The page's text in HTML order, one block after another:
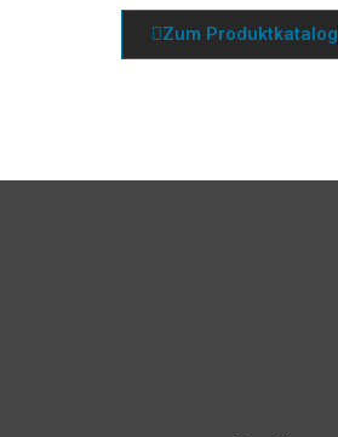
Zum Pro­dukt­ka­ta­log